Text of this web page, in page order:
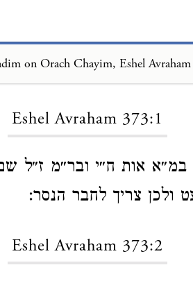
on Orach Chayim, Eshel
Eshel Avraham 373:1
במ״א אות ח״י ובר״מ ז״ל
ולכן צריך לחבר הנסר:
Eshel Avraham 373:2